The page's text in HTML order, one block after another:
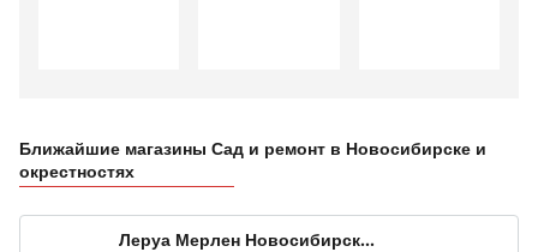
Ближайшие магазины Сад и ремонт в Новосибирске и
окрестностях
Леруа Мерлен Новосибирск